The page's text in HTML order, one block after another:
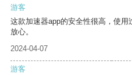
游客
这款加速器app的安全性很高，使
放心。
2024-04-07
游客